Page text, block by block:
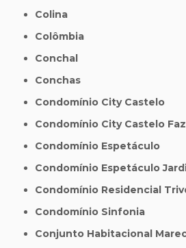
Colina
Colômbia
Conchal
Conchas
Condomínio City Castelo
Condomínio City Castelo
Condomínio Espetáculo
Condomínio Espetáculo
Condomínio Residencial
Condomínio Sinfonia
Conjunto Habitacional